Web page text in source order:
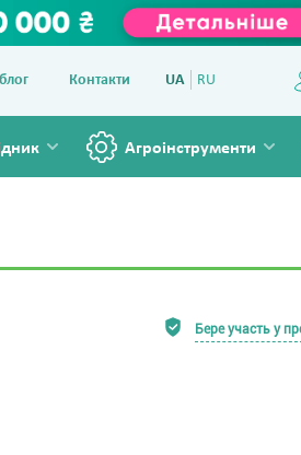
Контакти UA RU
Агроінструменти
Бере участь у